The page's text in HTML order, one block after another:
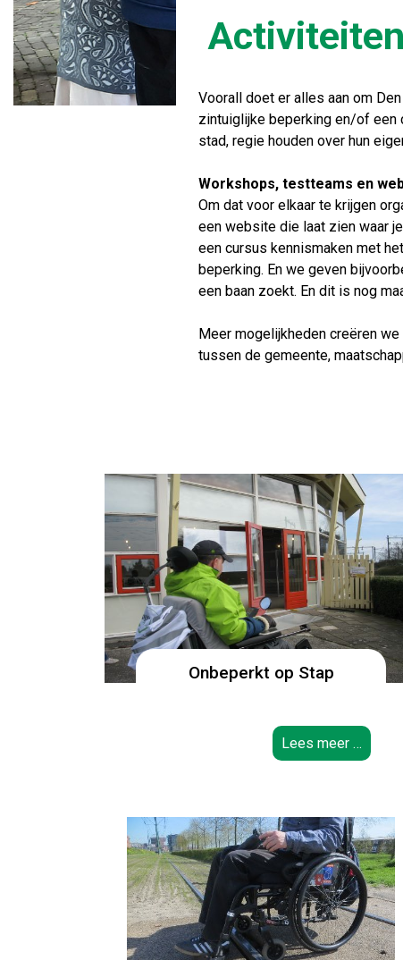
Activiteiten
Voorall doet er alles aan om
zintuiglijke beperking en/of een
stad, regie houden over hun
Workshops, testteams en
Om dat voor elkaar te krijgen
een website die laat zien waar
een cursus kennismaken met
beperking. En we geven
een baan zoekt. En dit is nog
Meer mogelijkheden creëren
tussen de gemeente,
Onbeperkt op Stap
Lees meer …